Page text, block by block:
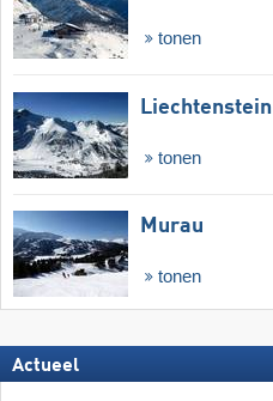
tonen
Liechtenstein
tonen
Murau
tonen
Actueel